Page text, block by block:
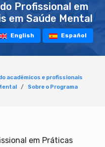
Profissional em
em Saúde Mental
English Español
acadêmicos e profissionais
Sobre o Programa
em Práticas